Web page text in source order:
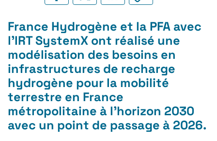
France Hydrogène et la PFA avec
l’IRT SystemX ont réalisé une
modélisation des besoins en
infrastructures de recharge
hydrogène pour la mobilité
terrestre en France
métropolitaine à l’horizon 2030
avec un point de passage à 2026.